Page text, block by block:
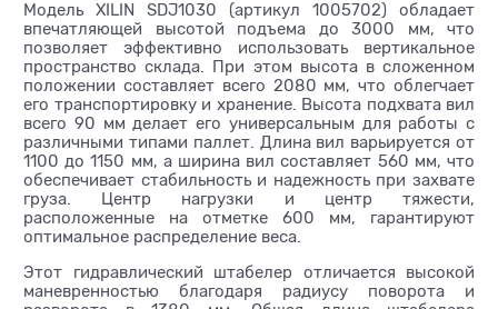
Модель XILIN SDJ1030 (артикул 1005702) обладает
впечатляющей высотой подъема до 3000 мм, что
позволяет эффективно использовать вертикальное
пространство склада. При этом высота в сложенном
положении составляет всего 2080 мм, что облегчает
его транспортировку и хранение. Высота подхвата вил
всего 90 мм делает его универсальным для работы с
различными типами паллет. Длина вил варьируется от
1100 до 1150 мм, а ширина вил составляет 560 мм, что
обеспечивает стабильность и надежность при захвате
груза. Центр нагрузки и центр тяжести,
расположенные на отметке 600 мм, гарантируют
оптимальное распределение веса.
Этот гидравлический штабелер отличается высокой
маневренностью благодаря радиусу поворота и